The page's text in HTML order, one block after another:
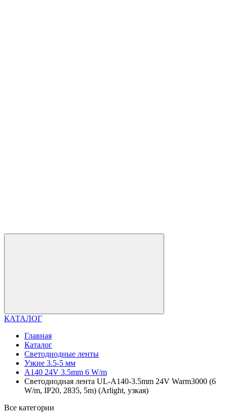
КАТАЛОГ
Главная
Каталог
Светодиодные ленты
Узкие 3.5-5 мм
A140 24V 3.5mm 6 W/m
Светодиодная лента UL-A140-3.5mm 24V Warm3000 (6
W/m, IP20, 2835, 5m) (Arlight, узкая)
Все категории